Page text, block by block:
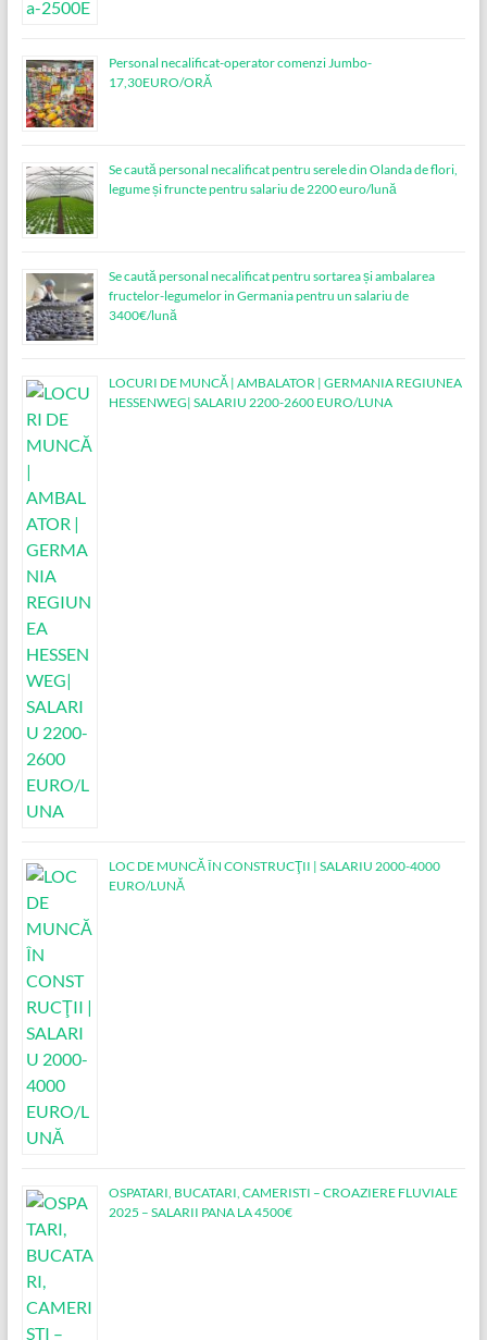
Personal necalificat-operator comenzi Jumbo-
17,30EURO/ORĂ
Se caută personal necalificat pentru serele din Olanda de flori,
legume și fruncte pentru salariu de 2200 euro/lună
Se caută personal necalificat pentru sortarea și ambalarea
fructelor-legumelor in Germania pentru un salariu de
3400€/lună
LOCURI DE MUNCĂ | AMBALATOR | GERMANIA REGIUNEA
HESSENWEG| SALARIU 2200-2600 EURO/LUNA
LOC DE MUNCĂ ÎN CONSTRUCŢII | SALARIU 2000-4000
EURO/LUNĂ
OSPATARI, BUCATARI, CAMERISTI – CROAZIERE FLUVIALE
2025 – SALARII PANA LA 4500€